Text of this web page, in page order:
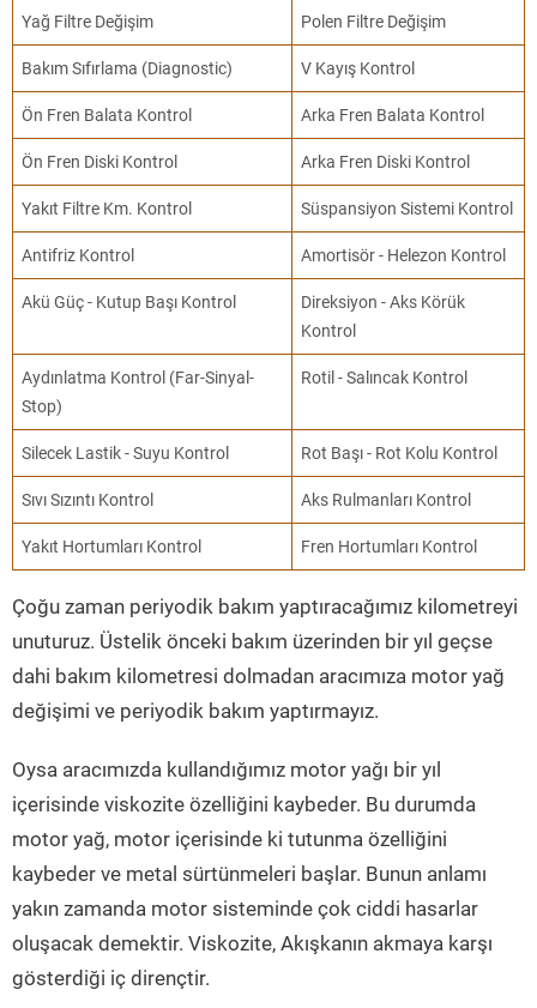
Yağ Filtre Değişim Polen Filtre Değişim
Bakım Sıfırlama (Diagnostic) V Kayış Kontrol
Ön Fren Balata Kontrol Arka Fren Balata Kontrol
Ön Fren Diski Kontrol Arka Fren Diski Kontrol
Yakıt Filtre Km. Kontrol Süspansiyon Sistemi Kontrol
Antifriz Kontrol Amortisör - Helezon Kontrol
Akü Güç - Kutup Başı Kontrol
Direksiyon - Aks Körük
Kontrol
Aydınlatma Kontrol (Far-Sinyal-
Stop)
Rotil - Salıncak Kontrol
Silecek Lastik - Suyu Kontrol Rot Başı - Rot Kolu Kontrol
Sıvı Sızıntı Kontrol Aks Rulmanları Kontrol
Yakıt Hortumları Kontrol Fren Hortumları Kontrol
Çoğu zaman periyodik bakım yaptıracağımız kilometreyi
unuturuz. Üstelik önceki bakım üzerinden bir yıl geçse
dahi bakım kilometresi dolmadan aracımıza motor yağ
değişimi ve periyodik bakım yaptırmayız.
Oysa aracımızda kullandığımız motor yağı bir yıl
içerisinde viskozite özelliğini kaybeder. Bu durumda
motor yağ, motor içerisinde ki tutunma özelliğini
kaybeder ve metal sürtünmeleri başlar. Bunun anlamı
yakın zamanda motor sisteminde çok ciddi hasarlar
oluşacak demektir. Viskozite, Akışkanın akmaya karşı
gösterdiği iç dirençtir.